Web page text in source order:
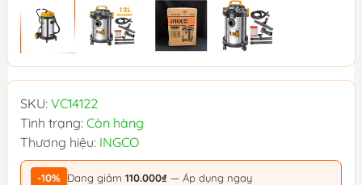
SKU: VC14122
Tình trạng: Còn hàng
Thương hiệu: INGCO
-10% Đang giảm 110.000₫ — Áp dụng ngay